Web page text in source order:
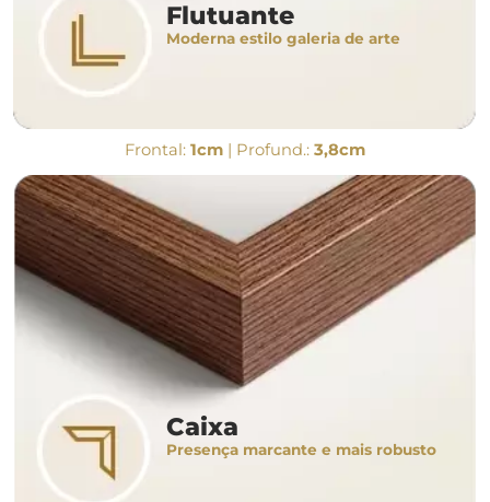
Flutuante
Moderna estilo galeria de arte
Frontal: 1cm | Profund.: 3,8cm
Caixa
Presença marcante e mais robusto